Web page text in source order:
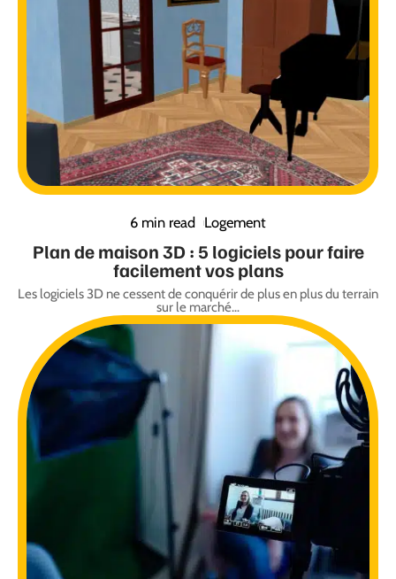
6 min read Logement
Plan de maison 3D : 5 logiciels pour faire
facilement vos plans
Les logiciels 3D ne cessent de conquérir de plus en plus du terrain
sur le marché…